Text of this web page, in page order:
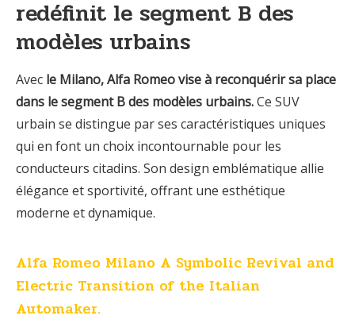
redéfinit le segment B des
modèles urbains
Avec le Milano, Alfa Romeo vise à reconquérir sa place
dans le segment B des modèles urbains.Ce SUV
urbain se distingue par ses caractéristiques uniques
qui en font un choix incontournable pour les
conducteurs citadins. Son design emblématique allie
élégance et sportivité, offrant une esthétique
moderne et dynamique.
Alfa Romeo Milano A Symbolic Revival and
Electric Transition of the Italian
Automaker.